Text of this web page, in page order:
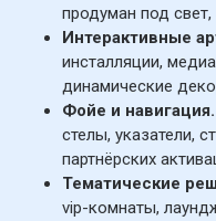
продуман под свет,
Интерактивные
инсталляции,
динамические
Фойе и навигация.
стелы, указатели,
партнёрских
Тематические
vip-комнаты,